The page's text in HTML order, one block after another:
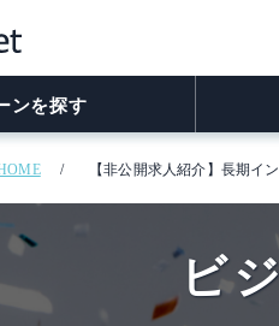
ンを探す
【非公開求人紹介】長期イ
ビ